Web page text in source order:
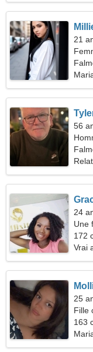
21
56
54
24
Une
172
Vrai
25
Fille
163